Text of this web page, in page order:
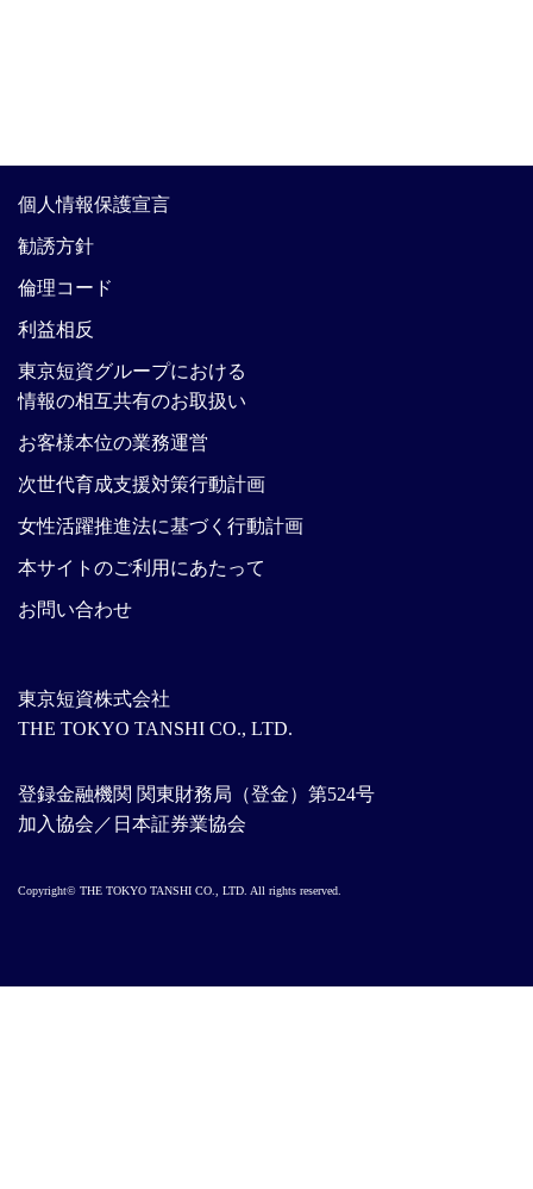
東京短資株式会社
THE TOKYO TANSHI CO., LTD.
登録金融機関 関東財務局（登金）第524号
加入協会／日本証券業協会
個人情報保護宣言
勧誘方針
倫理コード
利益相反
東京短資グループにおける
情報の相互共有のお取扱い
お客様本位の業務運営
次世代育成支援対策行動計画
女性活躍推進法に基づく行動計画
本サイトのご利用にあたって
お問い合わせ
Copyright© THE TOKYO TANSHI CO., LTD. All rights reserved.